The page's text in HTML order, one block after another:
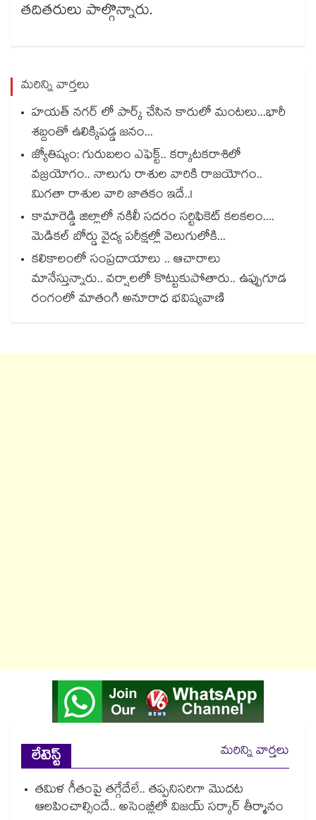
తదితరులు పాల్గొన్నారు.
మరిన్ని వార్తలు
హయత్ నగర్ లో పార్క్ చేసిన కారులో మంటలు...భారీ
శబ్దంతో ఉలిక్కిపడ్డ జనం...
జ్యోతిష్యం: గురుబలం ఎఫెక్ట్.. కర్కాటకరాశిలో
వజ్రయోగం.. నాలుగు రాశుల వారికి రాజయోగం..
మిగతా రాశుల వారి జాతకం ఇదే..!
కామారెడ్డి జిల్లాలో నకిలీ సదరం సర్టిఫికెట్ కలకలం....
మెడికల్ బోర్డు వైద్య పరీక్షల్లో వెలుగులోకి...
కలికాలంలో సంప్రదాయాలు .. ఆచారాలు
మానేస్తున్నారు.. వర్షాలలో కొట్టుకుపోతారు.. ఉప్పుగూడ
రంగంలో మాతంగి అనూరాధ భవిష్యవాణి
లేటెస్ట్
మరిన్ని వార్తలు
తమిళ గీతంపై తగ్గేదేలే.. తప్పనిసరిగా మొదట
ఆలపించాల్సిందే.. అసెంబ్లీలో విజయ్ సర్కార్ తీర్మానం